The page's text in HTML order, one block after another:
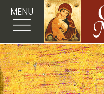
MENU